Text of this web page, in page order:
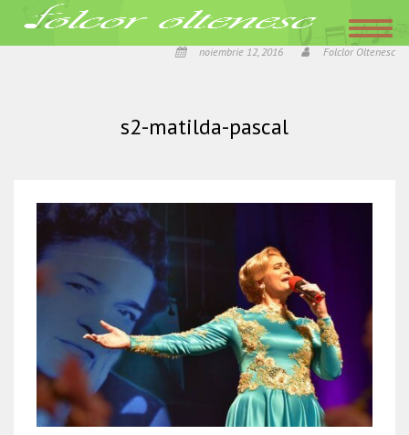
Acasa»Festivalului national „Ioana Radu”, editia a VII-a, doua seri speciale, cu
noiembrie 12, 2016 Folclor Oltenesc
s2-matilda-pascal